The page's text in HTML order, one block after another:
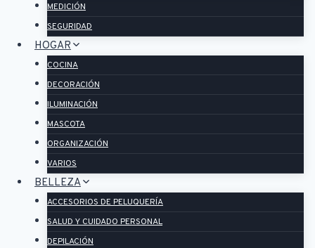
MEDICIÓN
SEGURIDAD
HOGAR
COCINA
DECORACIÓN
ILUMINACIÓN
MASCOTA
ORGANIZACIÓN
VARIOS
BELLEZA
ACCESORIOS DE PELUQUERÍA
SALUD Y CUIDADO PERSONAL
DEPILACIÓN